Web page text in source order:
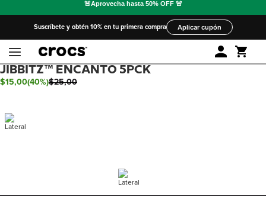
Suscríbete y obtén 10% en tu primera compra Aplicar cupón
JIBBITZ™ ENCANTO 5PCK
$15,00(40%)$25,00